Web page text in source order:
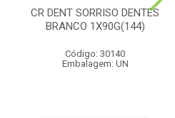
CR DENT SORRISO DENTES
BRANCO 1X90G(144)
Código: 30140
Embalagem: UN